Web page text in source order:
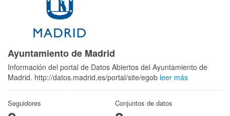
Ayuntamiento de Madrid
Información del portal de Datos Abiertos del Ayuntamiento de
Madrid. http://datos.madrid.es/portal/site/egob leer más
Seguidores Conjuntos de datos